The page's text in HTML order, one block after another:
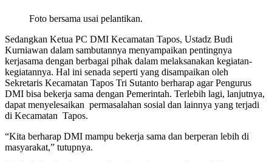
Foto bersama usai pelantikan.
Sedangkan Ketua PC DMI Kecamatan Tapos, Ustadz Budi
Kurniawan dalam sambutannya menyampaikan pentingnya
kerjasama dengan berbagai pihak dalam melaksanakan kegiatan-
kegiatannya. Hal ini senada seperti yang disampaikan oleh
Sekretaris Kecamatan Tapos Tri Sutanto berharap agar Pengurus
DMI bisa bekerja sama dengan Pemerintah. Terlebih lagi, lanjutnya,
dapat menyelesaikan permasalahan sosial dan lainnya yang terjadi
di Kecamatan Tapos.
“Kita berharap DMI mampu bekerja sama dan berperan lebih di
masyarakat,” tutupnya.